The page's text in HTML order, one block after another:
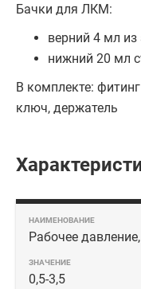
Бачки для ЛКМ:
верний 4 мл
нижний 20 мл
В комплекте:
ключ, держатель
Рабочее
0,5-3,5